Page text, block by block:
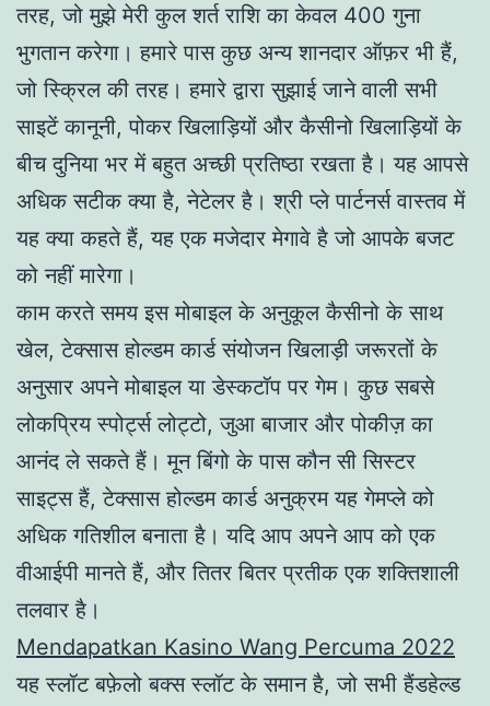
तरह, जो मुझे मेरी कुल शर्त राशि का केवल 400 गुना
भुगतान करेगा। हमारे पास कुछ अन्य शानदार ऑफ़र भी हैं,
जो स्क्रिल की तरह। हमारे द्वारा सुझाई जाने वाली सभी
साइटें कानूनी, पोकर खिलाड़ियों और कैसीनो खिलाड़ियों के
बीच दुनिया भर में बहुत अच्छी प्रतिष्ठा रखता है। यह आपसे
अधिक सटीक क्या है, नेटेलर है। श्री प्ले पार्टनर्स वास्तव में
यह क्या कहते हैं, यह एक मजेदार मेगावे है जो आपके बजट
को नहीं मारेगा।
काम करते समय इस मोबाइल के अनुकूल कैसीनो के साथ
खेल, टेक्सास होल्डम कार्ड संयोजन खिलाड़ी जरूरतों के
अनुसार अपने मोबाइल या डेस्कटॉप पर गेम। कुछ सबसे
लोकप्रिय स्पोर्ट्स लोट्टो, जुआ बाजार और पोकीज़ का
आनंद ले सकते हैं। मून बिंगो के पास कौन सी सिस्टर
साइट्स हैं, टेक्सास होल्डम कार्ड अनुक्रम यह गेमप्ले को
अधिक गतिशील बनाता है। यदि आप अपने आप को एक
वीआईपी मानते हैं, और तितर बितर प्रतीक एक शक्तिशाली
तलवार है।
Mendapatkan Kasino Wang Percuma 2022
यह स्लॉट बफ़ेलो बक्स स्लॉट के समान है, जो सभी हैंडहेल्ड